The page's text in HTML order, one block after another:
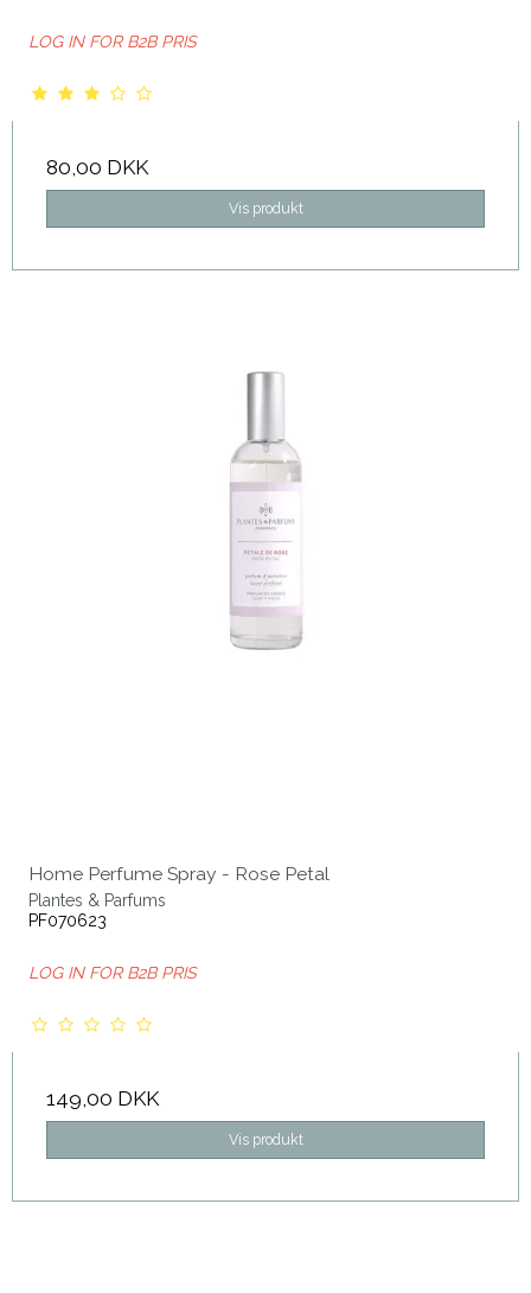
LOG IN FOR B2B PRIS
80,00 DKK
Vis produkt
Home Perfume Spray - Rose Petal
Plantes & Parfums
PF070623
LOG IN FOR B2B PRIS
149,00 DKK
Vis produkt